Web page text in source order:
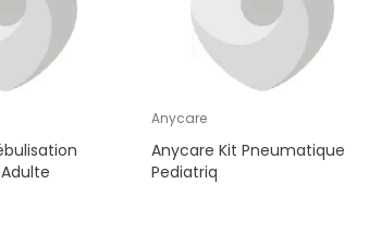
Anycare
Anycare Kit Pneumatique
Pediatriq